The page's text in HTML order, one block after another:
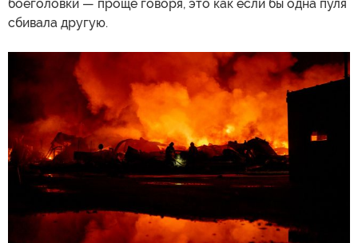
боеголовки — проще говоря, это как если бы одна пуля
сбивала другую.